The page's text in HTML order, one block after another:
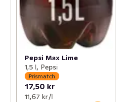
Pepsi Max Lime
1,5 l, Pepsi
Prismatch
17,50 kr
11,67 kr /l